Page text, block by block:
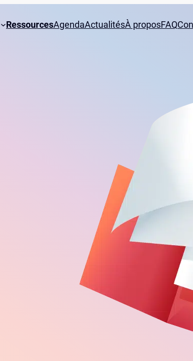
RessourcesAgendaActualitésÀ proposFAQ